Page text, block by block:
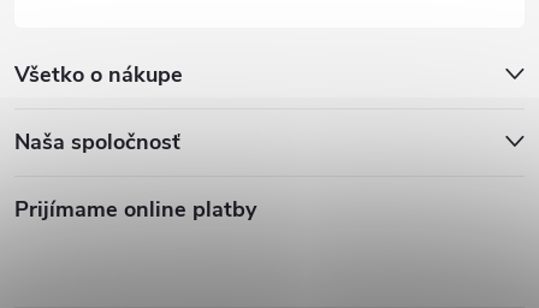
Všetko o nákupe
Naša spoločnosť
Prijímame online platby